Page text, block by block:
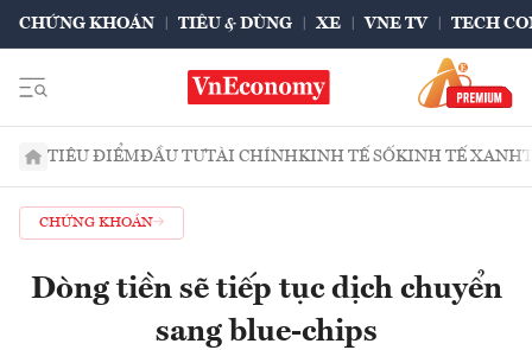
CHỨNG KHOÁN TIÊU & DÙNG XE VNE TV TECH
TIÊU ĐIỂMĐẦU TƯTÀI CHÍNHKINH TẾ SỐKINH TẾ XANH
CHỨNG KHOÁN
Dòng tiền sẽ tiếp tục dịch chuyển
sang blue-chips